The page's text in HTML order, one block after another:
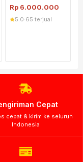
Rp 6.000.000
5.0 65 terjual
Cepat
cepat & kirim ke seluruh
Indonesia